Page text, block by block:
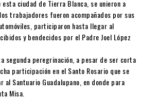
ciudad de Tierra Blanca, se unieron a
trabajadores fueron acompañados por sus
participaron hasta llegar al
y bendecidos por el Padre Joel López
segunda peregrinación, a pesar de ser corta
participación en el Santo Rosario que se
Santuario Guadalupano, en donde para
Misa.